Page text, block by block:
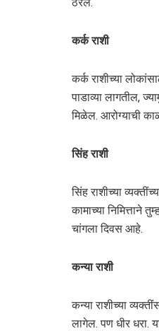
ठरेल.
कर्क राशी
कर्क राशीच्या
पाडाव्या लागतील,
मिळेल. आरोग्याची
सिंह राशी
सिंह राशीच्या
कामाच्या निमित्ताने
चांगला दिवस आहे.
कन्या राशी
कन्या राशीच्या
लागेल. पण धीर धरा.